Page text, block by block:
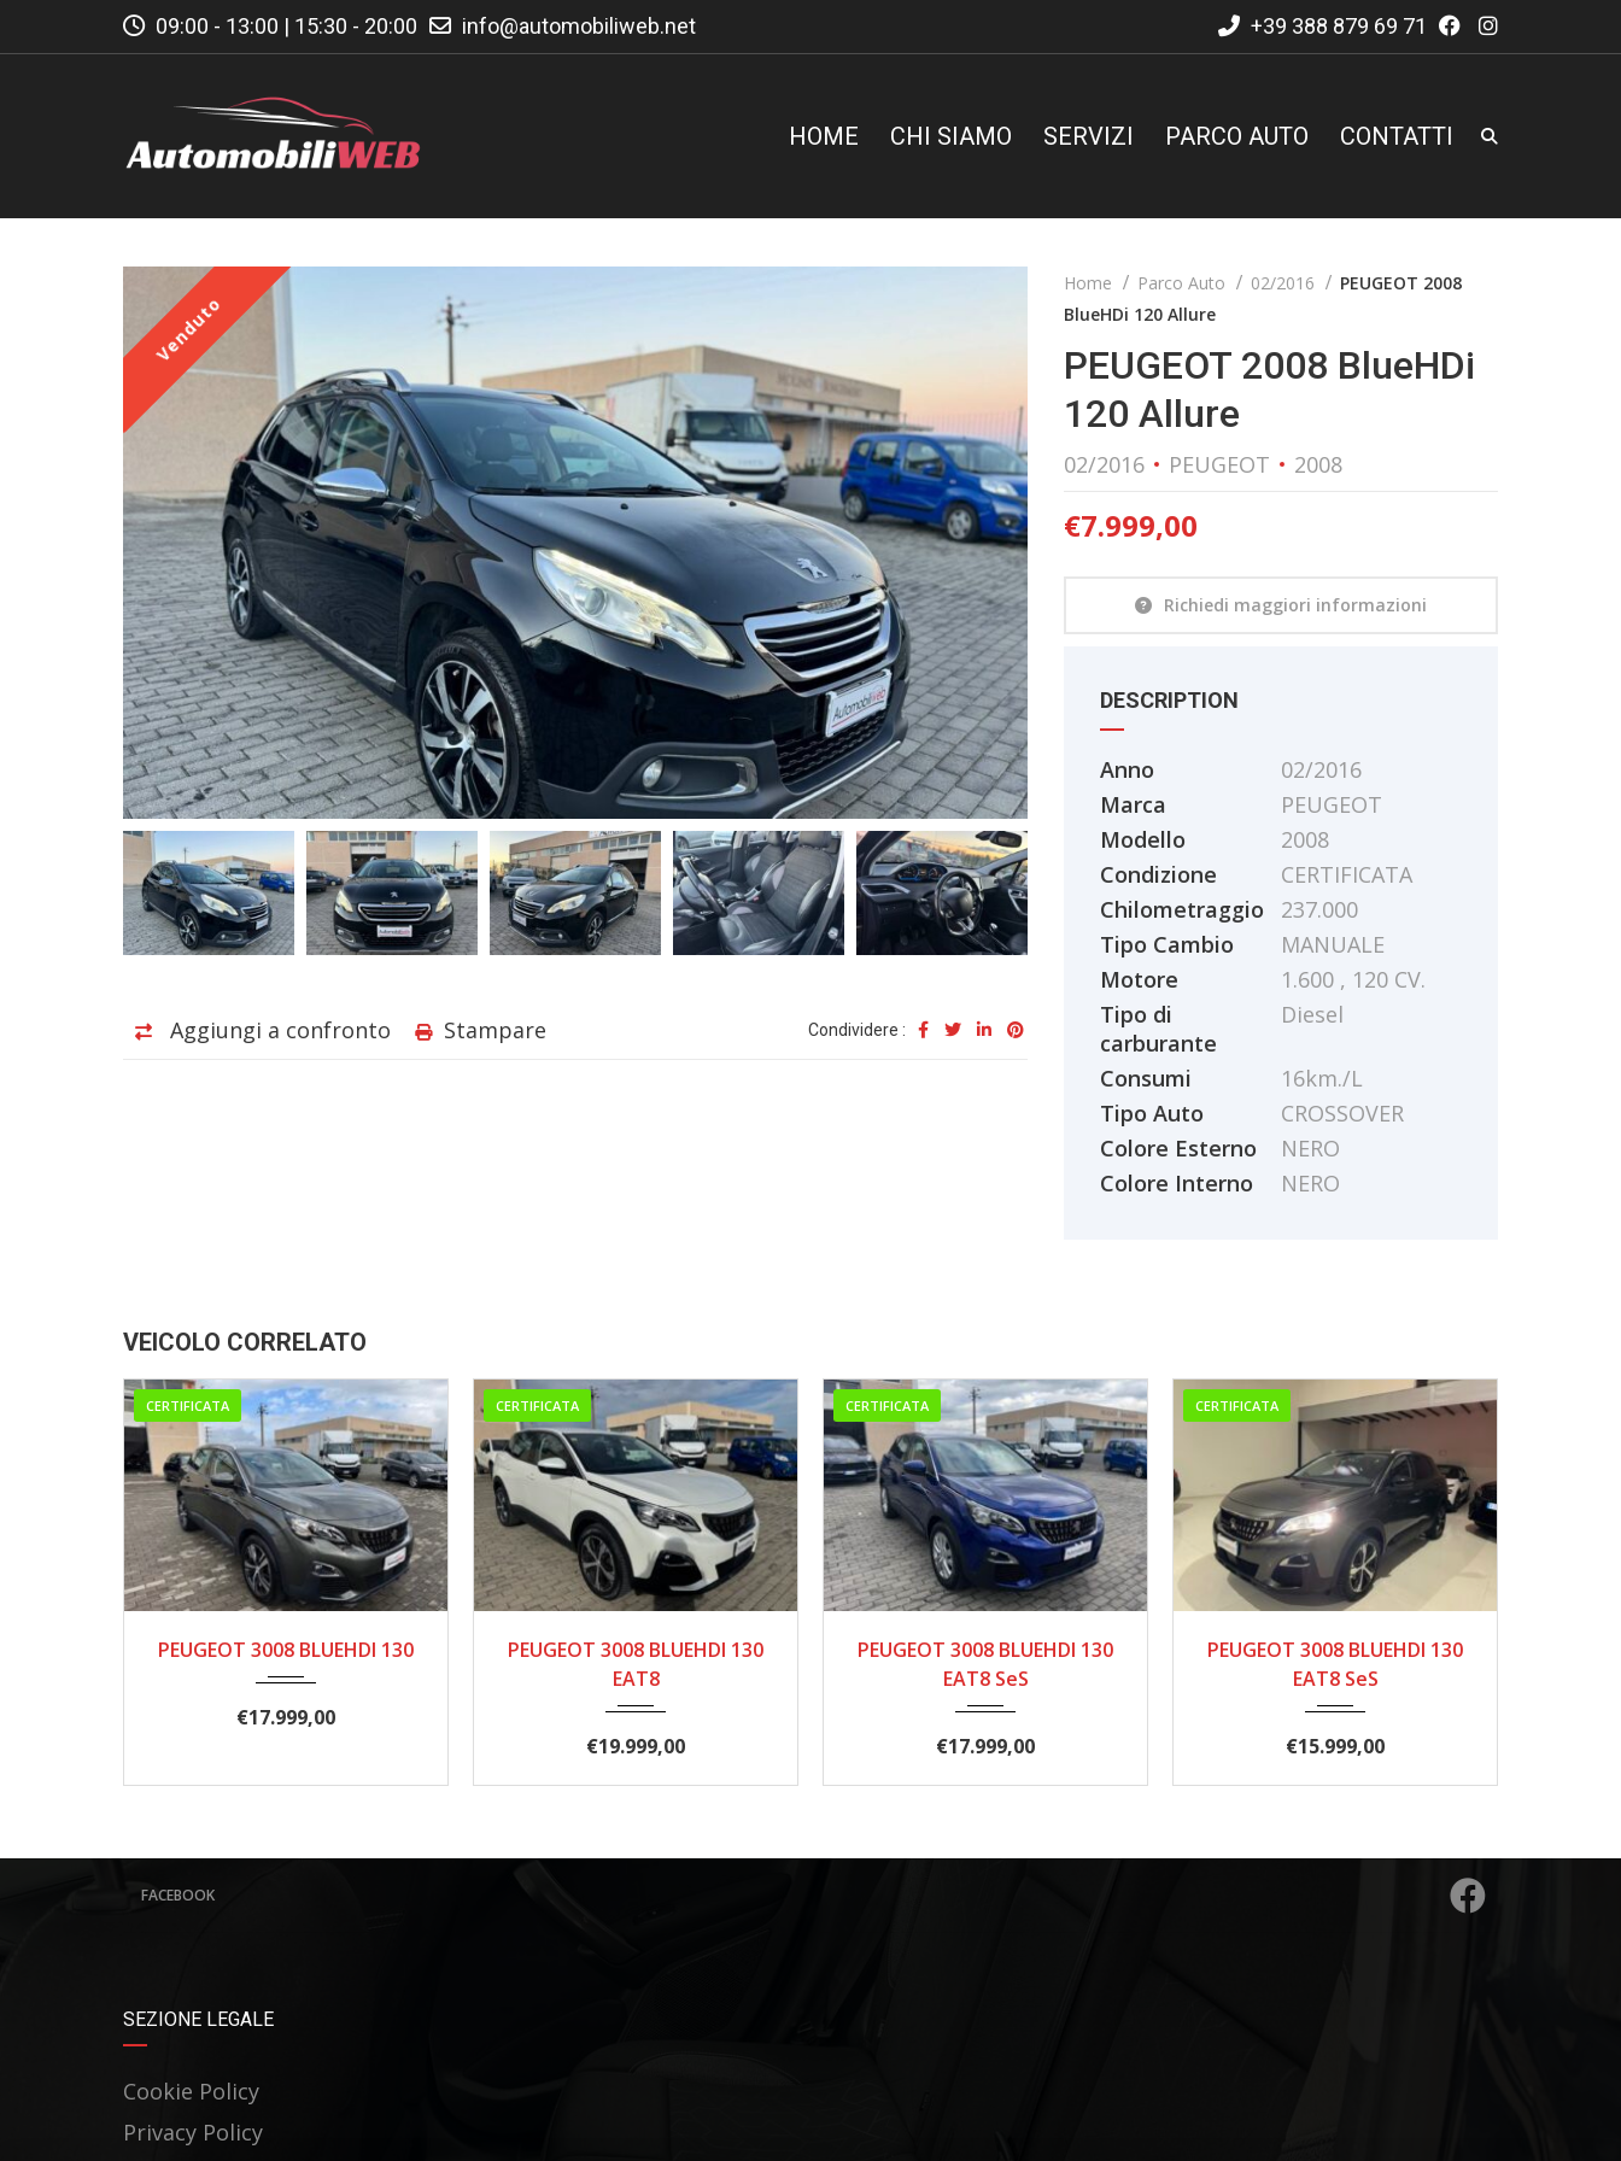
09:00 - 13:00 | 15:30 - 20:00 info@automobiliweb.net +39 388 879 69 71
HOME CHI SIAMO SERVIZI PARCO AUTO CONTATTI
Venduto
Aggiungi a confronto Stampare Condividere :
Home Parco Auto 02/2016
PEUGEOT 2008
BlueHDi 120 Allure
PEUGEOT 2008 BlueHDi
120 Allure
02/2016 PEUGEOT 2008
€7.999,00
Richiedi maggiori informazioni
DESCRIPTION
Anno
02/2016
Marca
PEUGEOT
Modello
2008
Condizione
CERTIFICATA
Chilometraggio
237.000
Tipo Cambio
MANUALE
Motore
1.600 , 120 CV.
Tipo di
carburante
Diesel
Consumi
16km./L
Tipo Auto
CROSSOVER
Colore Esterno
NERO
Colore Interno
NERO
VEICOLO CORRELATO
CERTIFICATA
10/2020 165.000
PEUGEOT 3008 BLUEHDI 130
€17.999,00
CERTIFICATA
10/2020 150.000
PEUGEOT 3008 BLUEHDI 130
EAT8
€19.999,00
CERTIFICATA
02/2020 126.000
PEUGEOT 3008 BLUEHDI 130
EAT8 SeS
€17.999,00
CERTIFICATA
11/2020 168.000
PEUGEOT 3008 BLUEHDI 130
EAT8 SeS
€15.999,00
FACEBOOK
SEZIONE LEGALE
Cookie Policy
Privacy Policy